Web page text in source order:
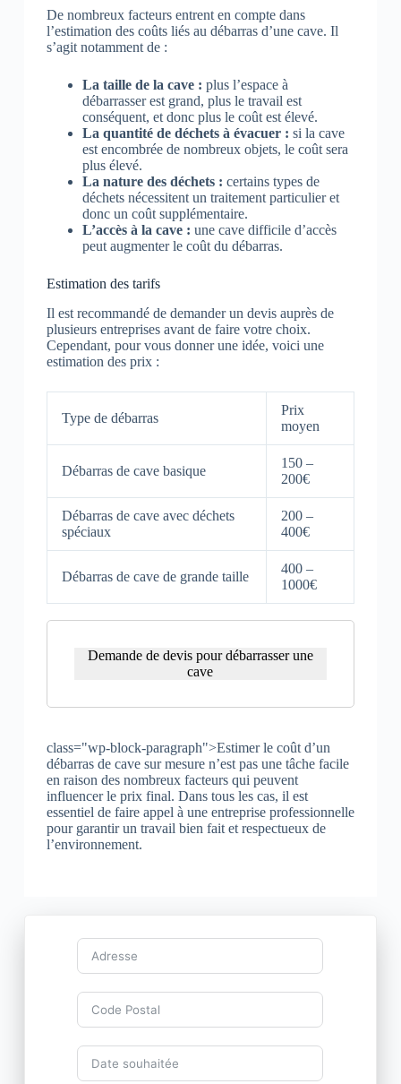
De nombreux facteurs entrent en compte dans
l’estimation des coûts liés au débarras d’une cave. Il
s’agit notamment de :
La taille de la cave : plus l’espace à
débarrasser est grand, plus le travail est
conséquent, et donc plus le coût est élevé.
La quantité de déchets à évacuer : si la cave
est encombrée de nombreux objets, le coût sera
plus élevé.
La nature des déchets : certains types de
déchets nécessitent un traitement particulier et
donc un coût supplémentaire.
L’accès à la cave : une cave difficile d’accès
peut augmenter le coût du débarras.
Estimation des tarifs
Il est recommandé de demander un devis auprès de
plusieurs entreprises avant de faire votre choix.
Cependant, pour vous donner une idée, voici une
estimation des prix :
Type de débarras
Prix
moyen
Débarras de cave basique
150 –
200€
Débarras de cave avec déchets
spéciaux
200 –
400€
Débarras de cave de grande taille
400 –
1000€
Demande de devis pour débarrasser une
cave
class="wp-block-paragraph">Estimer le coût d’un
débarras de cave sur mesure n’est pas une tâche facile
en raison des nombreux facteurs qui peuvent
influencer le prix final. Dans tous les cas, il est
essentiel de faire appel à une entreprise professionnelle
pour garantir un travail bien fait et respectueux de
l’environnement.